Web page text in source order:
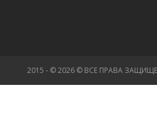
2015 - © 2026 © ВСЕ ПРАВА